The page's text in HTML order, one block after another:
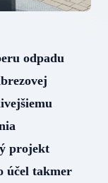
odpadu
projekt
účel takmer